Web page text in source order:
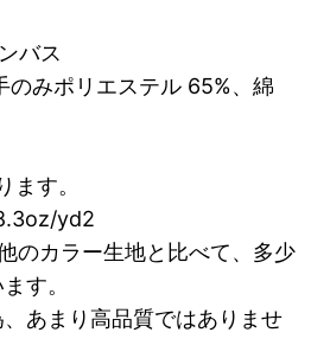
バス
みポリエステル 65%、綿
す。
yd2
のカラー生地と比べて、多少
す。
あまり高品質ではありませ